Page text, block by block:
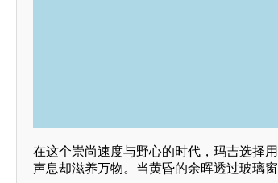
在这个崇尚速度与野心的时代，玛吉选择
声息却滋养万物。当黄昏的余晖透过玻璃